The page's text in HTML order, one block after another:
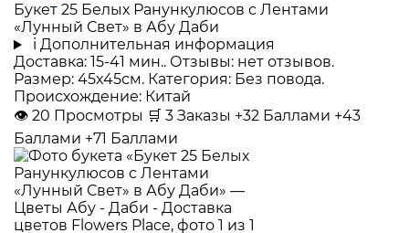
Букет 25 Белых Ранункулюсов с Лентами
«Лунный Свет» в Абу Даби
i Дополнительная информация
Доставка: 15-41 мин.. Отзывы: нет отзывов.
Размер: 45x45см. Категория: Без повода.
Происхождение: Китай
👁 20 Просмотры 🛒 3 Заказы +32 Баллами +43
Баллами +71 Баллами